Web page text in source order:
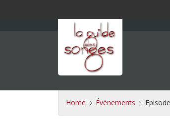
Home Évènements